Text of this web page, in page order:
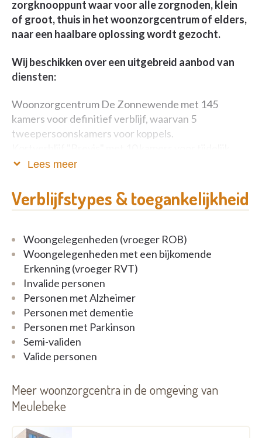
zorgknooppunt waar voor alle zorgnoden, klein
of groot, thuis in het woonzorgcentrum of elders,
naar een haalbare oplossing wordt gezocht.
Wij beschikken over een uitgebreid aanbod van
diensten:
Woonzorgcentrum De Zonnewende met 145
kamers voor definitief verblijf, waarvan 5
tweepersoonskamers voor koppels.
verblijf.
verblijfplaatsen
Infopunt Dementie
Trajectbegeleiding
Contacteer ons vrijblijvend en wij gidsen u doorheen
het uitgebreide aanbod van woon-, leef- en
zorgoplossingen.
Lees meer
Verblijfstypes & toegankelijkheid
Woongelegenheden (vroeger ROB)
Woongelegenheden met een bijkomende
Erkenning (vroeger RVT)
Invalide personen
Personen met Alzheimer
Personen met dementie
Personen met Parkinson
Semi-validen
Valide personen
Meer woonzorgcentra in de omgeving van
Meulebeke